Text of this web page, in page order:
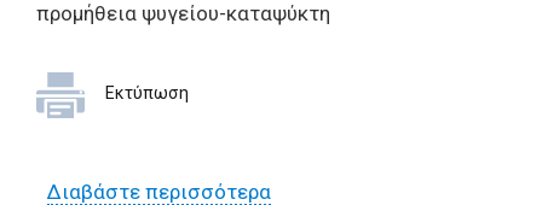
προμήθεια ψυγείου-καταψύκτη
Εκτύπωση
Διαβάστε περισσότεραγια Πρόσκληση υποβολής